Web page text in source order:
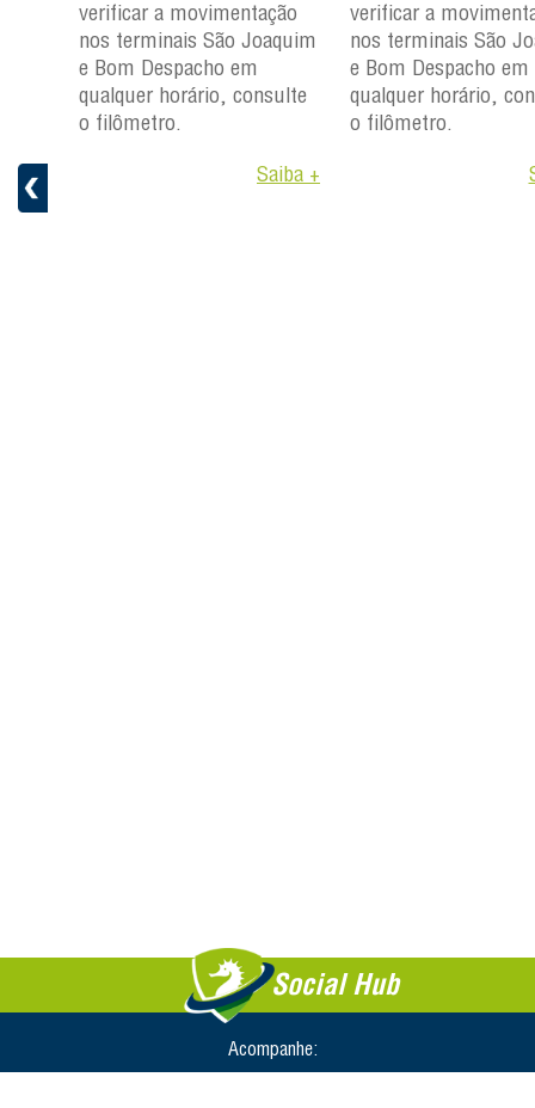
+
verificar a movimentação
nos terminais São Joaquim
e Bom Despacho em
qualquer horário, consulte
o filômetro.
Saiba +
verificar a
nos terminais São
e Bom Despacho em
qualquer horário,
o filômetro.
Social Hub
Acompanhe: